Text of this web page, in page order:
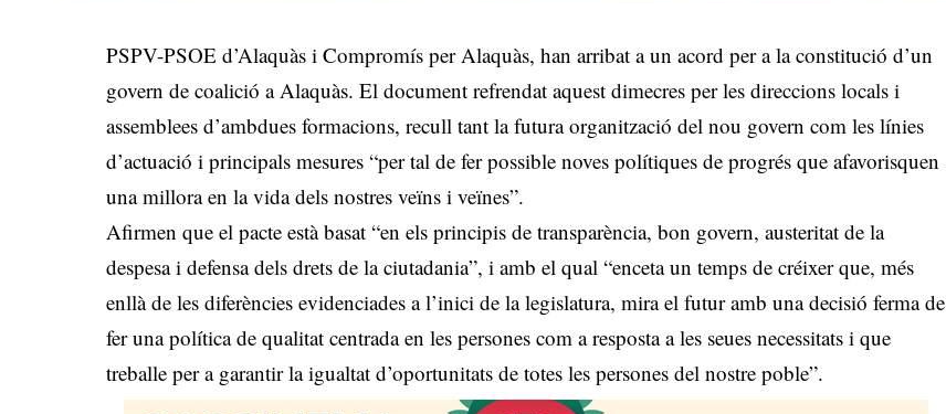
PSPV-PSOE d’Alaquàs i Compromís per Alaquàs, han arribat a un acord per a la constitució d’un
govern de coalició a Alaquàs. El document refrendat aquest dimecres per les direccions locals i
assemblees d’ambdues formacions, recull tant la futura organització del nou govern com les línies
d’actuació i principals mesures “per tal de fer possible noves polítiques de progrés que afavorisquen
una millora en la vida dels nostres veïns i veïnes”.
Afirmen que el pacte està basat “en els principis de transparència, bon govern, austeritat de la
despesa i defensa dels drets de la ciutadania”, i amb el qual “enceta un temps de créixer que, més
enllà de les diferències evidenciades a l’inici de la legislatura, mira el futur amb una decisió ferma de
fer una política de qualitat centrada en les persones com a resposta a les seues necessitats i que
treballe per a garantir la igualtat d’oportunitats de totes les persones del nostre poble”.